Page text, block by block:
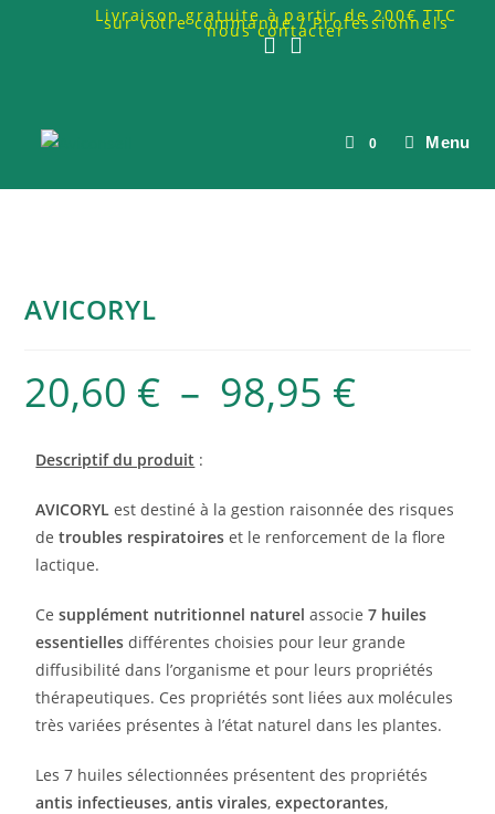
Livraison gratuite à partir de 200€ TTC
sur votre commande / Professionnels
nous contacter
0 Menu
AVICORYL
20,60 € – 98,95 €
Descriptif du produit :
AVICORYL est destiné à la gestion raisonnée des risques
detroubles respiratoireset le renforcement de la flore
lactique.
Cesupplément nutritionnel naturel associe7 huiles
essentielles différentes choisies pour leur grande
diffusibilité dans l’organisme et pour leurs propriétés
thérapeutiques. Ces propriétés sont liées aux molécules
très variées présentes à l’état naturel dans les plantes.
Les 7 huiles sélectionnées présentent des propriétés
antis infectieuses,antis virales,expectorantes,